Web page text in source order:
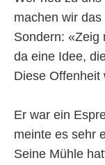
machen wir das
Sondern: «Zeig
da eine Idee,
Diese Offenheit
Er war ein
meinte es sehr
Seine Mühle